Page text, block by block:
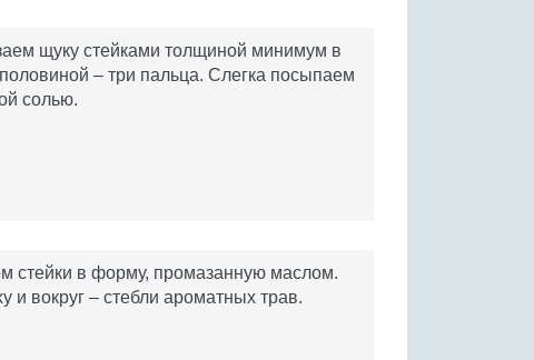
щуку стейками толщиной минимум в
– три пальца. Слегка посыпаем
солью.
стейки в форму, промазанную маслом.
и вокруг – стебли ароматных трав.